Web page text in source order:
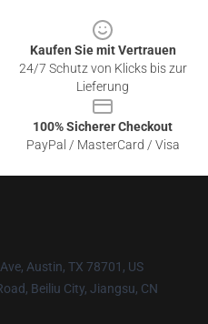
Kaufen Sie mit Vertrauen
24/7 Schutz von Klicks bis zur
Lieferung
100% Sicherer Checkout
PayPal / MasterCard / Visa
Austin, TX 78701, US
Beiliu City, Jiangsu, CN